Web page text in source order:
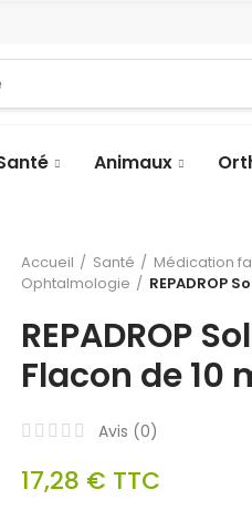
Animaux
Accueil Santé
Médication
Ophtalmologie
REPADROP
REPADROP
Flacon de 10
Avis (0)
17,28 € TTC